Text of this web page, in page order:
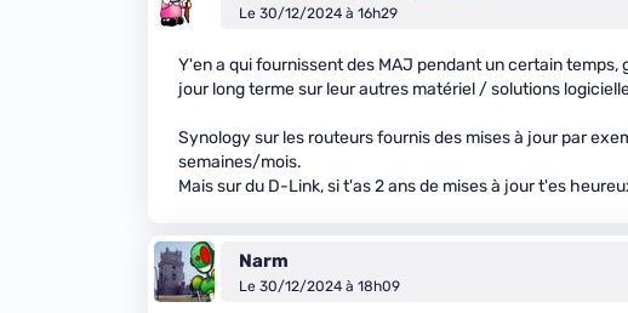
Le 30/12/2024 à 16h29
Y'en a qui fournissent des MAJ pendant un certain
jour long terme sur leur autres matériel / solutions
Synology sur les routeurs fournis des mises à jour par
semaines/mois.
Mais sur du D-Link, si t'as 2 ans de mises à jour t'es
Narm
Le 30/12/2024 à 18h09